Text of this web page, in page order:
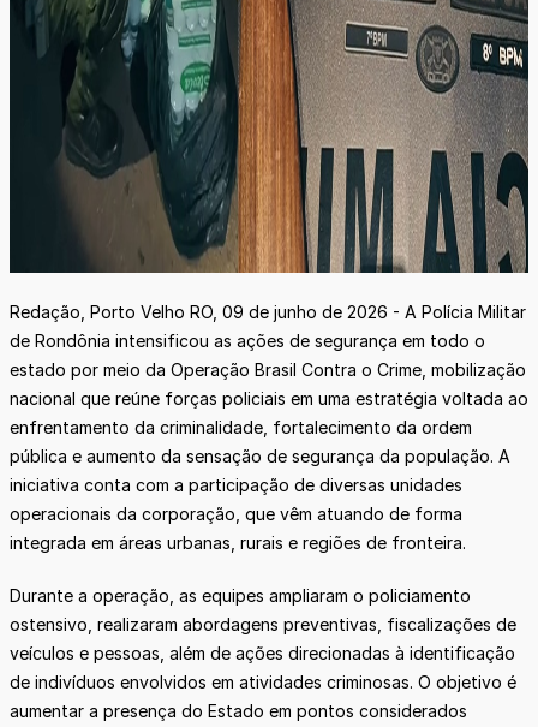
Redação, Porto Velho RO, 09 de junho de 2026 - A Polícia Militar
de Rondônia intensificou as ações de segurança em todo o
estado por meio da Operação Brasil Contra o Crime, mobilização
nacional que reúne forças policiais em uma estratégia voltada ao
enfrentamento da criminalidade, fortalecimento da ordem
pública e aumento da sensação de segurança da população. A
iniciativa conta com a participação de diversas unidades
operacionais da corporação, que vêm atuando de forma
integrada em áreas urbanas, rurais e regiões de fronteira.
Durante a operação, as equipes ampliaram o policiamento
ostensivo, realizaram abordagens preventivas, fiscalizações de
veículos e pessoas, além de ações direcionadas à identificação
de indivíduos envolvidos em atividades criminosas. O objetivo é
aumentar a presença do Estado em pontos considerados